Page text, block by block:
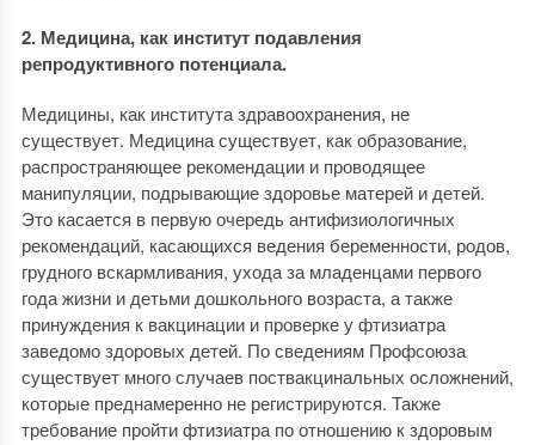
2. Медицина, как институт подавления
репродуктивного потенциала.
Медицины, как института здравоохранения, не
существует. Медицина существует, как образование,
распространяющее рекомендации и проводящее
манипуляции, подрывающие здоровье матерей и детей.
Это касается в первую очередь антифизиологичных
рекомендаций, касающихся ведения беременности, родов,
грудного вскармливания, ухода за младенцами первого
года жизни и детьми дошкольного возраста, а также
принуждения к вакцинации и проверке у фтизиатра
заведомо здоровых детей. По сведениям Профсоюза
существует много случаев поствакцинальных осложнений,
которые преднамеренно не регистрируются. Также
требование пройти фтизиатра по отношению к здоровым